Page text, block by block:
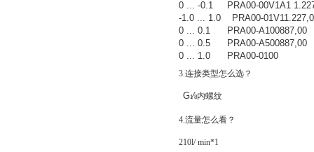
0 ... -0.1 PRA00-00V1A1
-1.0 ... 1.0 PRA00-
0 ... 0.1 PRA00-A100887,00
0 ... 0.5 PRA00-A500887,00
0 ... 1.0 PRA00-0100
3.连接类型怎么选？
G1∕8内螺纹
4.流量怎么看？
210l/ min*1